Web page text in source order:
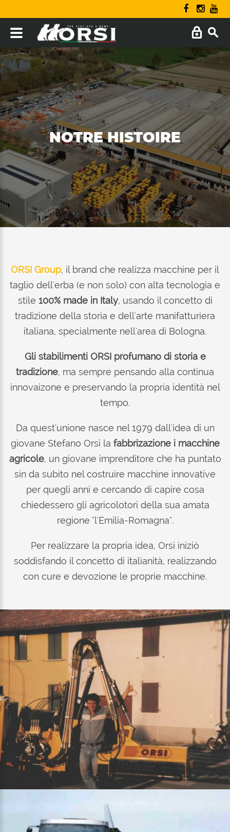
NOTRE HISTOIRE
ORSI Group, il brand che realizza macchine per il
taglio dell'erba (e non solo) con alta tecnologia e
stile 100% made in Italy, usando il concetto di
tradizione della storia e dell'arte manifatturiera
italiana, specialmente nell'area di Bologna.
Gli stabilimenti ORSI profumano di storia e
tradizione, ma sempre pensando alla continua
innovaizone e preservando la propria identità nel
tempo.
Da quest'unione nasce nel 1979 dall'idea di un
giovane Stefano Orsi la fabbrizazione i macchine
agricole, un giovane imprenditore che ha puntato
sin da subito nel costruire macchine innovative
per quegli anni e cercando di capire cosa
chiedessero gli agricolotori della sua amata
regione "l'Emilia-Romagna".
Per realizzare la propria idea, Orsi iniziò
soddisfando il concetto di italianità, realizzando
con cure e devozione le proprie macchine.